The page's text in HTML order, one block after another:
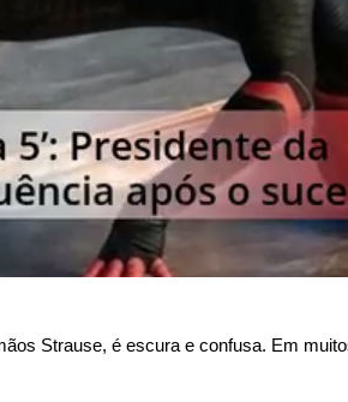
Strause, é escura e confusa. Em